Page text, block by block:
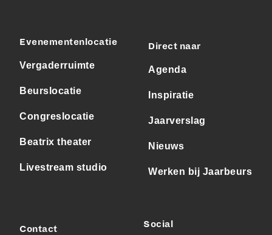
Evenementenlocatie
Vergaderruimte
Beurslocatie
Congreslocatie
Beatrix theater
Livestream studio
Direct naar
Agenda
Inspiratie
Jaarverslag
Nieuws
Werken bij Jaarbeurs
Contact Social